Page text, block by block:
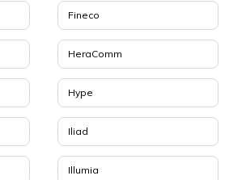
Fineco
HeraComm
Hype
Iliad
Illumia